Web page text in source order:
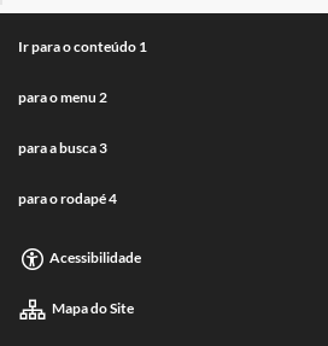
Ir para o conteúdo 1
para o menu 2
para a busca3
para o rodapé4
Acessibilidade
Mapa do Site